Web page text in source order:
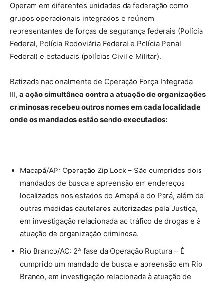
Operam em diferentes unidades da federação como
grupos operacionais integrados e reúnem
representantes de forças de segurança federais (Polícia
Federal, Polícia Rodoviária Federal e Polícia Penal
Federal) e estaduais (polícias Civil e Militar).
Batizada nacionalmente de Operação Força Integrada
III, a ação simultânea contra a atuação de organizações
criminosas recebeu outros nomes em cada localidade
onde os mandados estão sendo executados:
Macapá/AP: Operação Zip Lock – São cumpridos dois
mandados de busca e apreensão em endereços
localizados nos estados do Amapá e do Pará, além de
outras medidas cautelares autorizadas pela Justiça,
em investigação relacionada ao tráfico de drogas e à
atuação de organização criminosa.
Rio Branco/AC: 2ª fase da Operação Ruptura – É
cumprido um mandado de busca e apreensão em Rio
Branco, em investigação relacionada à atuação de